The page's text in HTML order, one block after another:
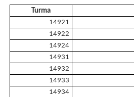
Turma
14921
14922
14924
14931
14932
14933
14934